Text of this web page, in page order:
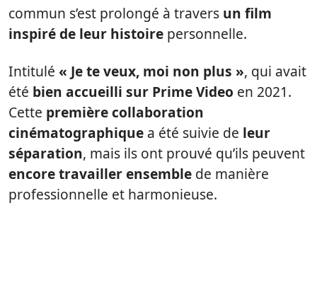
commun s’est prolongé à travers un film
inspiré de leur histoire personnelle.
Intitulé « Je te veux, moi non plus », qui avait
été bien accueilli sur Prime Video en 2021.
Cette première collaboration
cinématographique a été suivie de leur
séparation, mais ils ont prouvé qu’ils peuvent
encore travailler ensemble de manière
professionnelle et harmonieuse.